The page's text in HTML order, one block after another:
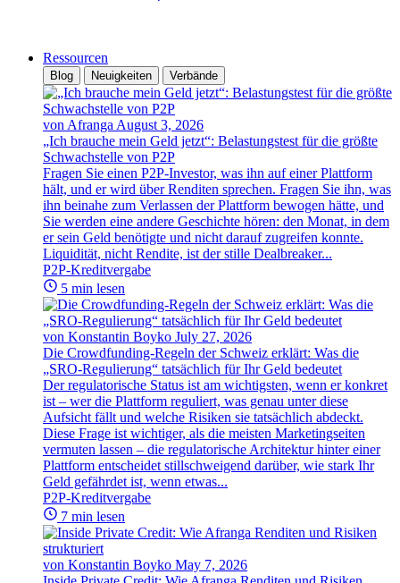
Ressourcen
Blog Neuigkeiten Verbände
von Afranga August 3, 2026
„Ich brauche mein Geld jetzt“: Belastungstest für die größte
Schwachstelle von P2P
Fragen Sie einen P2P-Investor, was ihn auf einer Plattform
hält, und er wird über Renditen sprechen. Fragen Sie ihn, was
ihn beinahe zum Verlassen der Plattform bewogen hätte, und
Sie werden eine andere Geschichte hören: den Monat, in dem
er sein Geld benötigte und nicht darauf zugreifen konnte.
Liquidität, nicht Rendite, ist der stille Dealbreaker...
P2P-Kreditvergabe
5 min lesen
von Konstantin Boyko July 27, 2026
Die Crowdfunding-Regeln der Schweiz erklärt: Was die
„SRO-Regulierung“ tatsächlich für Ihr Geld bedeutet
Der regulatorische Status ist am wichtigsten, wenn er konkret
ist – wer die Plattform reguliert, was genau unter diese
Aufsicht fällt und welche Risiken sie tatsächlich abdeckt.
Diese Frage ist wichtiger, als die meisten Marketingseiten
vermuten lassen – die regulatorische Architektur hinter einer
Plattform entscheidet stillschweigend darüber, wie stark Ihr
Geld gefährdet ist, wenn etwas...
P2P-Kreditvergabe
7 min lesen
von Konstantin Boyko May 7, 2026